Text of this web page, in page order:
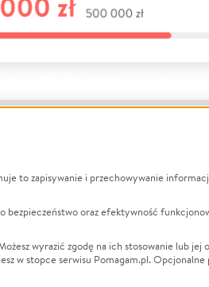
Zbieraj na
Leczenie
Zwierzęta
Pożar
to zapisywanie i przechowywanie
oraz efektywność
wyrazić zgodę na ich stosowanie lub jej
w stopce serwisu Pomagam.pl.